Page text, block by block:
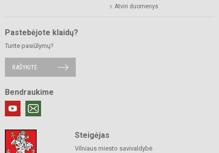
Atviri duomenys
Pastebėjote klaidų?
Turite pasiūlymų?
RAŠYKITE
Bendraukime
Steigėjas
Vilniaus miesto savivaldybė